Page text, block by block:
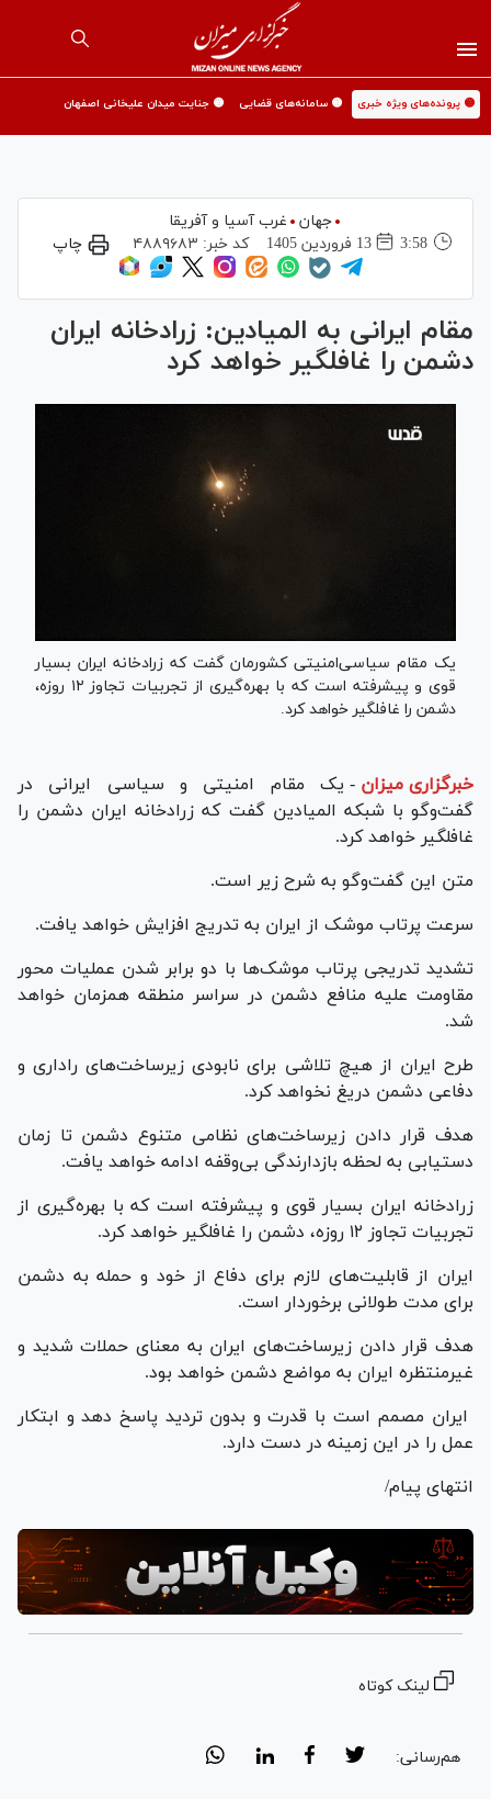
🟡 پرونده‌های ویژه خبری 🟡 سامانه‌های قضایی 🟡 جنایت میدان علیخانی اصفهان
جهان
غرب آسیا و آفریقا
3:58
13 فروردين 1405 کد خبر: ۴۸۸۹۶۸۳ چاپ
مقام ایرانی به المیادین: زرادخانه ایران
دشمن را غافلگیر خواهد کرد
یک مقام سیاسی‌امنیتی کشورمان گفت که زرادخانه ایران بسیار
قوی و پیشرفته است که با بهره‌گیری از تجربیات تجاوز ۱۲ روزه،
دشمن را غافلگیر خواهد کرد.
خبرگزاری میزان - یک مقام امنیتی و سیاسی ایرانی در
گفت‌وگو با شبکه المیادین گفت که زرادخانه ایران دشمن را
غافلگیر خواهد کرد.
متن این گفت‌وگو به شرح زیر است.
سرعت پرتاب موشک از ایران به تدریج افزایش خواهد یافت.
تشدید تدریجی پرتاب موشک‌ها با دو برابر شدن عملیات محور
مقاومت علیه منافع دشمن در سراسر منطقه همزمان خواهد
شد.
طرح ایران از هیچ تلاشی برای نابودی زیرساخت‌های راداری و
دفاعی دشمن دریغ نخواهد کرد.
هدف قرار دادن زیرساخت‌های نظامی متنوع دشمن تا زمان
دستیابی به لحظه بازدارندگی بی‌وقفه ادامه خواهد یافت.
زرادخانه ایران بسیار قوی و پیشرفته است که با بهره‌گیری از
تجربیات تجاوز ۱۲ روزه، دشمن را غافلگیر خواهد کرد.
ایران از قابلیت‌های لازم برای دفاع از خود و حمله به دشمن
برای مدت طولانی برخوردار است.
هدف قرار دادن زیرساخت‌های ایران به معنای حملات شدید و
غیرمنتظره ایران به مواضع دشمن خواهد بود.
ایران مصمم است با قدرت و بدون تردید پاسخ دهد و ابتکار
عمل را در این زمینه در دست دارد.
انتهای پیام/
لینک کوتاه
هم‌رسانی: